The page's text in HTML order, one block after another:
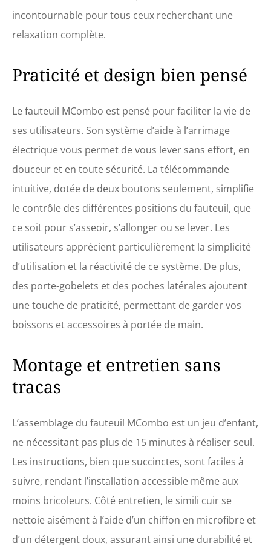
incontournable pour tous ceux recherchant une
relaxation complète.
Praticité et design bien pensé
Le fauteuil MCombo est pensé pour faciliter la vie de
ses utilisateurs. Son système d’aide à l’arrimage
électrique vous permet de vous lever sans effort, en
douceur et en toute sécurité. La télécommande
intuitive, dotée de deux boutons seulement, simplifie
le contrôle des différentes positions du fauteuil, que
ce soit pour s’asseoir, s’allonger ou se lever. Les
utilisateurs apprécient particulièrement la simplicité
d’utilisation et la réactivité de ce système. De plus,
des porte-gobelets et des poches latérales ajoutent
une touche de praticité, permettant de garder vos
boissons et accessoires à portée de main.
Montage et entretien sans
tracas
L’assemblage du fauteuil MCombo est un jeu d’enfant,
ne nécessitant pas plus de 15 minutes à réaliser seul.
Les instructions, bien que succinctes, sont faciles à
suivre, rendant l’installation accessible même aux
moins bricoleurs. Côté entretien, le simili cuir se
nettoie aisément à l’aide d’un chiffon en microfibre et
d’un détergent doux, assurant ainsi une durabilité et